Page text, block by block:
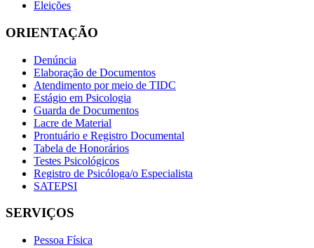
Eleições
ORIENTAÇÃO
Denúncia
Elaboração de Documentos
Atendimento por meio de TIDC
Estágio em Psicologia
Guarda de Documentos
Lacre de Material
Prontuário e Registro Documental
Tabela de Honorários
Testes Psicológicos
Registro de Psicóloga/o Especialista
SATEPSI
SERVIÇOS
Pessoa Física